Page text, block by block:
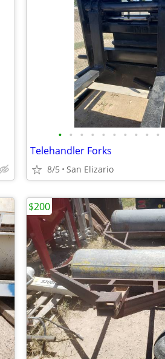
• • • • • • • • • •
Telehandler Forks
8/5 San Elizario
$200